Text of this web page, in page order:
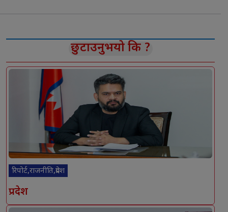
छुटाउनुभयो कि ?
रिपोर्ट,राजनीति,प्रदेश
प्रदेश